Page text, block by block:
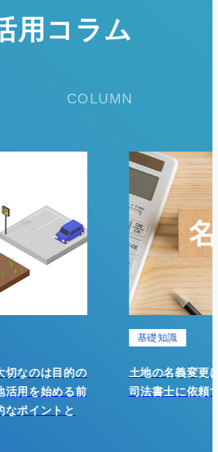
用コラム
COLUMN
土地の名義変更はどう進める？困った
司法書士に依頼するのがおすすめ！